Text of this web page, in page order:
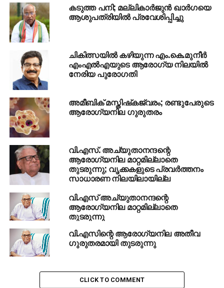
അറിയിച്ചു.
RELATED TOPICS:
UP NEXT
അസമിലെ ഖനിയില്‍ ഉണ്ടായ അപകടം; ഒരാളുടെ
മൃതദേഹം കണ്ടെത്തി
DON'T MISS
സംസ്ഥാനത്ത് സ്വര്‍ണവിലയില്‍ നേരിയ വര്‍ധന
കടുത്ത പനി; മല്ലികാര്‍ജുന്‍ ഖാര്‍ഗയെ
ആശുപത്രിയില്‍ പ്രവേശിപ്പിച്ചു
ചികിത്സയില്‍ കഴിയുന്ന എം.കെ.മുനീര്‍
എംഎല്‍എയുടെ ആരോഗ്യ നിലയില്‍
നേരിയ പുരോഗതി
അമീബിക് മസ്തിഷ്‌കജ്വരം; രണ്ടുപേരുടെ
ആരോഗ്യനില ഗുരുതരം
വി.എസ്. അച്യുതാനന്ദന്റെ
ആരോഗ്യനില മാറ്റമില്ലാതെ
തുടരുന്നു; വൃക്കകളുടെ പ്രവര്‍ത്തനം
സാധാരണ നിലയിലായില്ല
വി.എസ് അച്യുതാനന്ദന്റെ
ആരോഗ്യനില മാറ്റമില്ലാതെ
തുടരുന്നു
വി.എസിന്റെ ആരോഗ്യനില അതീവ
ഗുരുതരമായി തുടരുന്നു
CLICK TO COMMENT